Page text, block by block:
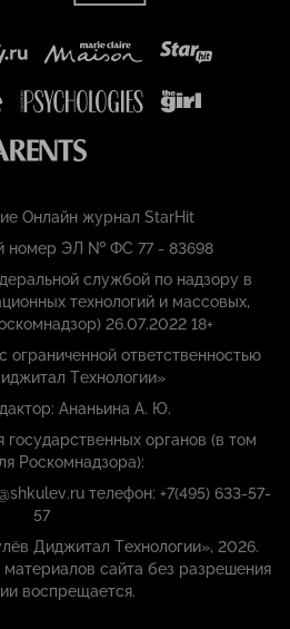
Онлайн журнал StarHit
номер ЭЛ № ФС 77 - 83698
службой по надзору в
технологий и массовых,
26.07.2022 18+
ограниченной ответственностью
Технологии»
Ананьина А. Ю.
государственных органов (в том
Роскомнадзора):
телефон: +7(495) 633-57-
57
Диджитал Технологии», 2026.
сайта без разрешения
воспрещается.